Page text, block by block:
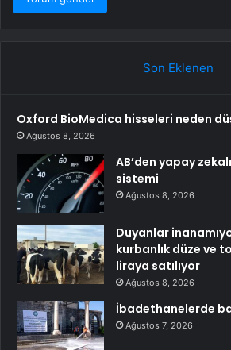
Son Eklenen
Oxford BioMedica hisseleri neden
Ağustos 8, 2026
AB’den yapay
sistemi
Ağustos 8, 2026
Duyanlar
kurbanlık düze ve
liraya satılıyor
Ağustos 8, 2026
İbadethanelerde
Ağustos 7, 2026